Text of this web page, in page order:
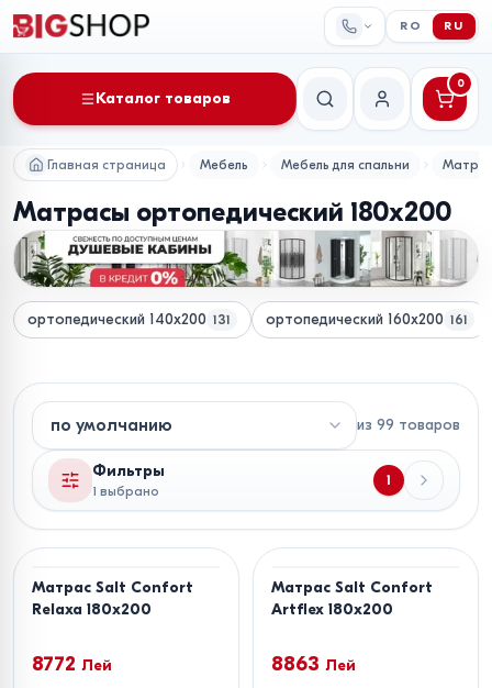
RO RU
Каталог товаров
Поиск Мой аккаунт
0
Главная страница Мебель Мебель для спальни
Матрасы ортопедический 180х200
ортопедический 140х200 131 ортопедический 160х200 161
из 99 товаров
Фильтры
1 выбрано
1
Матрас Salt Confort
Relaxa 180x200
8772 Лей
Матрас Salt Confort
Artflex 180x200
8863 Лей